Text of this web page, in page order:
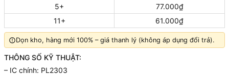
5+
77.000₫
11+
61.000₫
Dọn kho, hàng mới 100% – giá thanh lý (không áp dụng đổi trả).
THÔNG SỐ KỸ THUẬT:
– IC chính: PL2303